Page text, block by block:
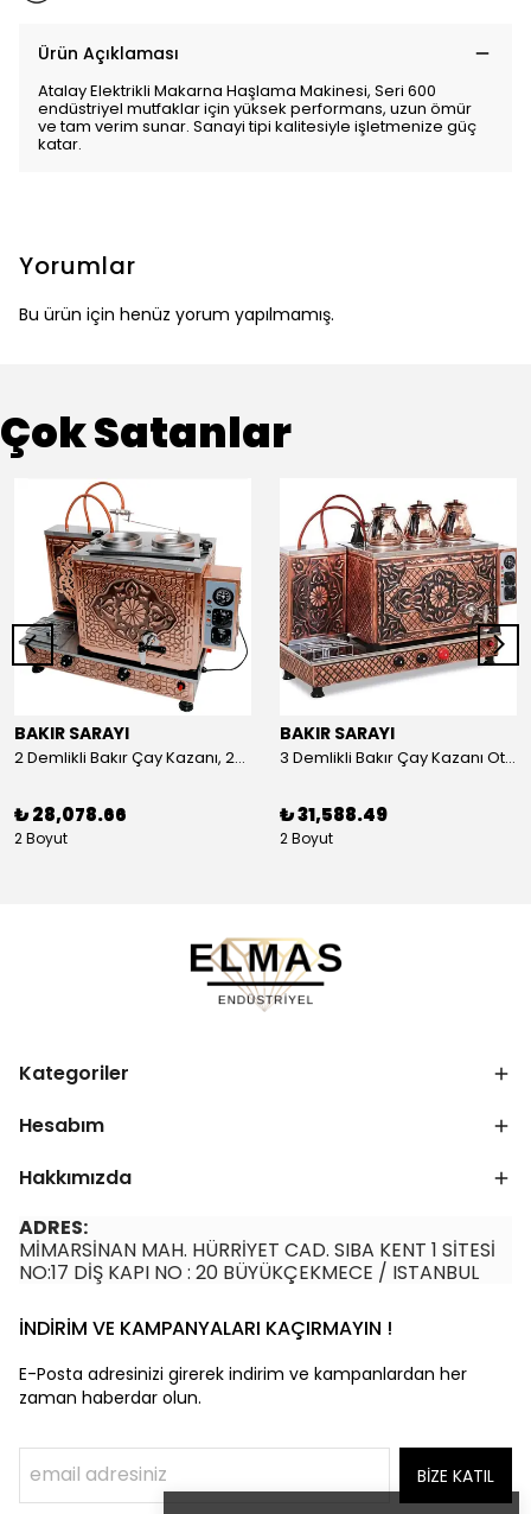
Ürün Açıklaması
Atalay Elektrikli Makarna Haşlama Makinesi, Seri 600
endüstriyel mutfaklar için yüksek performans, uzun ömür
ve tam verim sunar. Sanayi tipi kalitesiyle işletmenize güç
katar.
Yorumlar
Bu ürün için henüz yorum yapılmamış.
Çok Satanlar
BAKIR SARAYI
2 Demlikli Bakır Çay Kazanı, 25 Litre
₺ 28,078.66
2 Boyut
BAKIR SARAYI
3 Demlikli Bakır Çay Kazanı Otomatik, 30 Litre
₺ 31,588.49
2 Boyut
Kategoriler
Hesabım
Hakkımızda
ADRES:
MİMARSİNAN MAH. HÜRRİYET CAD. SIBA KENT 1 SİTESİ
NO:17 DİŞ KAPI NO : 20 BÜYÜKÇEKMECE / ISTANBUL
İNDİRİM VE KAMPANYALARI KAÇIRMAYIN !
E-Posta adresinizi girerek indirim ve kampanlardan her
zaman haberdar olun.
BİZE KATIL